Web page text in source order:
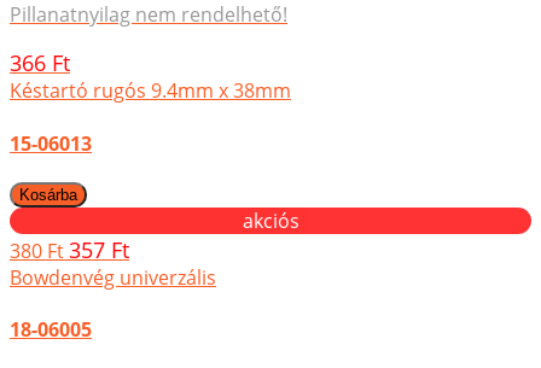
Pillanatnyilag nem rendelhető!
366 Ft
Késtartó rugós 9.4mm x 38mm
15-06013
akciós
380 Ft357 Ft
Bowdenvég univerzális
18-06005